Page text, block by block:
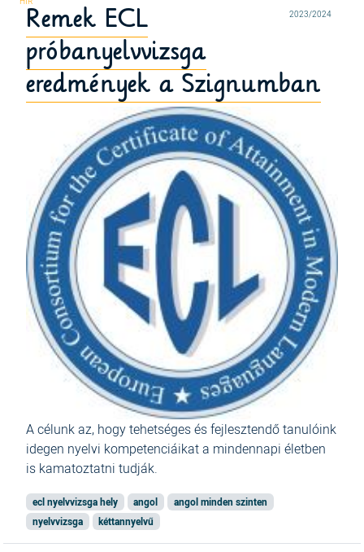
2023/2024
Remek ECL
próbanyelvvizsga
eredmények a Szignumban
Acélunk az, hogy tehetséges és fejlesztendő tanulóink
idegen nyelvi kompetenciáikat a mindennapi életben
is kamatoztatni tudják.
ecl nyelvvizsga hely angol
angol minden szinten
nyelvvizsga
kéttannyelvű